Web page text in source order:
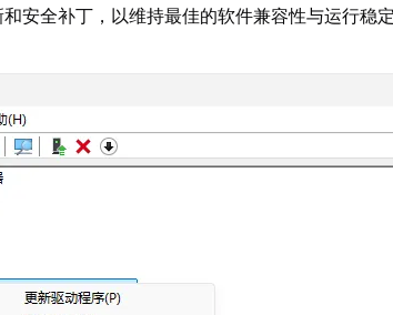
安全补丁，以维持最佳的软件兼容性与运行稳定